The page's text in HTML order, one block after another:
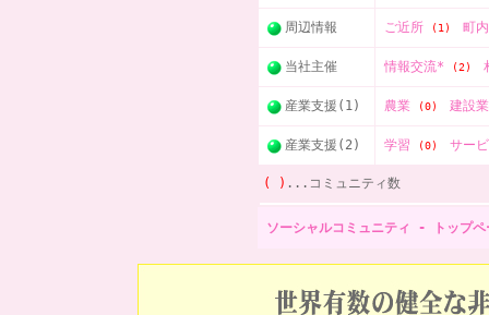
周辺情報 ご近所 (1) 町
当社主催 情報交流* (2)
産業支援(1) 農業 (0) 建設
産業支援(2) 学習 (0) サー
( ) ...コミュニティ数
ソーシャルコミュニティ - トップペ